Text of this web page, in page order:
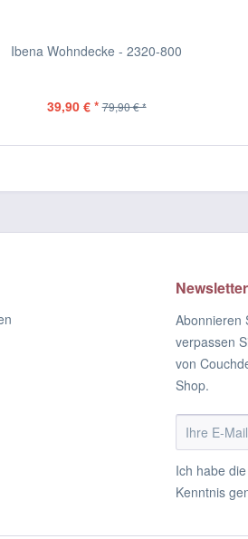
Ibena Wohndecke - 2320-800
39,90 € * 79,90 € *
Newsletter
Abonnieren
verpassen
von
Shop.
Ich habe die
Kenntnis